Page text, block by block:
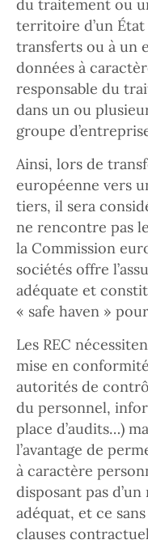
du traitement ou
territoire d’un État
transferts ou à un
données à
responsable du
dans un ou
groupe
Ainsi, lors de
européenne vers
tiers, il sera
ne rencontre pas
la Commission
sociétés offre
adéquate et
« safe haven »
Les REC
mise en
autorités de
du personnel,
place d’audits…)
l’avantage de
à caractère
disposant pas
adéquat, et ce
clauses